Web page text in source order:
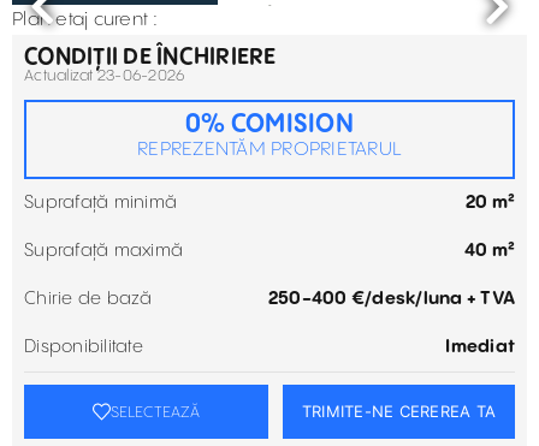
Plan etaj curent :
CONDIȚII DE ÎNCHIRIERE
Actualizat 23-06-2026
0% COMISION
REPREZENTĂM PROPRIETARUL
Suprafață minimă 20 m²
Suprafață maximă 40 m²
Chirie de bază 250-400 €/desk/luna + TVA
Disponibilitate Imediat
SELECTEAZĂ TRIMITE-NE CEREREA TA